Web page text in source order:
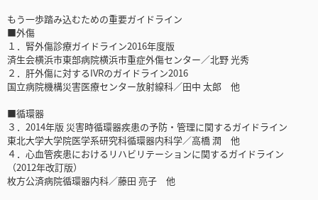
もう一歩踏み込むための重要ガイドライン
■外傷
１．腎外傷診療ガイドライン2016年度版
済生会横浜市東部病院横浜市重症外傷センター／北野 光秀
２．肝外傷に対するIVRのガイドライン2016
国立病院機構災害医療センター放射線科／田中 太郎 他
■循環器
３．2014年版 災害時循環器疾患の予防・管理に関するガイドライン
東北大学大学院医学系研究科循環器内科学／高橋 潤 他
４．心血管疾患におけるリハビリテーションに関するガイドライン
（2012年改訂版）
枚方公済病院循環器内科／藤田 亮子 他